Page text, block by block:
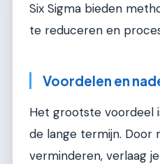
Six Sigma bieden
te reduceren en
Voordelen en
Het grootste voordeel
de lange termijn. Door
verminderen, verlaag